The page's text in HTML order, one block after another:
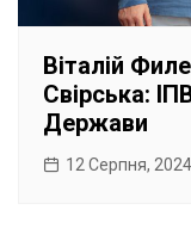
Віталій
Свірська:
Держави
12 Серпня, 2024